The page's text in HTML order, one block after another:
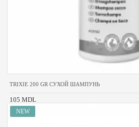
TRIXIE 200 GR СУХОЙ ШАМПУНЬ
105 MDL